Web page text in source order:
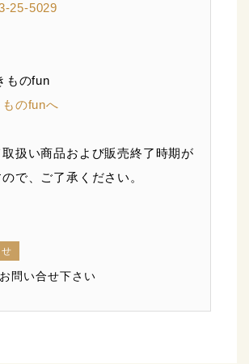
25-5029
ものfun
のfunへ
扱い商品および販売終了時期が
で、ご了承ください。
問い合せ下さい